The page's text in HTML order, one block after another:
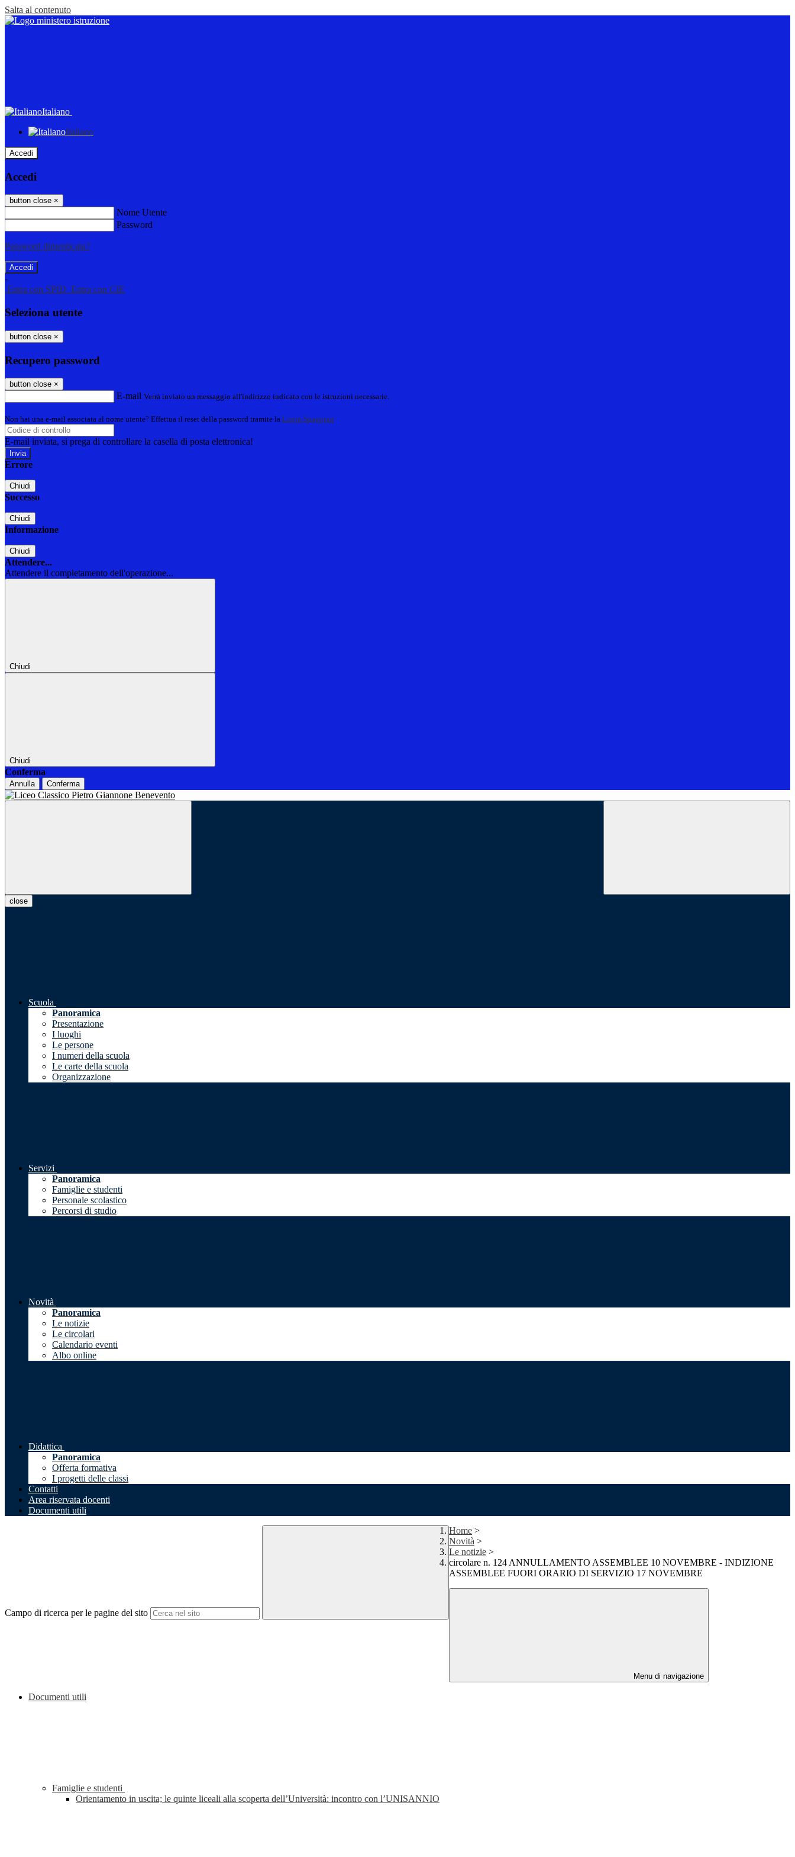
Salta al contenuto
Italiano
Italiano
Accedi
Accedi
button close ×
Nome Utente
Password
Password dimenticata?
-
Entra con SPID Entra con CIE
Seleziona utente
button close ×
Recupero password
button close ×
E-mail Verrà inviato un messaggio all'indirizzo indicato con le istruzioni necessarie.
Non hai una e-mail associata al nome utente? Effettua il reset della password tramite la Login Spaggiari
E-mail inviata, si prega di controllare la casella di posta elettronica!
Errore
Chiudi
Successo
Chiudi
Informazione
Chiudi
Attendere...
Attendere il completamento dell'operazione...
Chiudi
Chiudi
Conferma
Annulla Conferma
close
Scuola
Panoramica
Presentazione
I luoghi
Le persone
I numeri della scuola
Le carte della scuola
Organizzazione
Servizi
Panoramica
Famiglie e studenti
Personale scolastico
Percorsi di studio
Novità
Panoramica
Le notizie
Le circolari
Calendario eventi
Albo online
Didattica
Panoramica
Offerta formativa
I progetti delle classi
Contatti
Area riservata docenti
Documenti utili
Campo di ricerca per le pagine del sito
Home >
Novità >
Le notizie >
circolare n. 124 ANNULLAMENTO ASSEMBLEE 10 NOVEMBRE - INDIZIONE
ASSEMBLEE FUORI ORARIO DI SERVIZIO 17 NOVEMBRE
Menu di navigazione
Documenti utili
Famiglie e studenti
Orientamento in uscita; le quinte liceali alla scoperta dell’Università: incontro con l’UNISANNIO